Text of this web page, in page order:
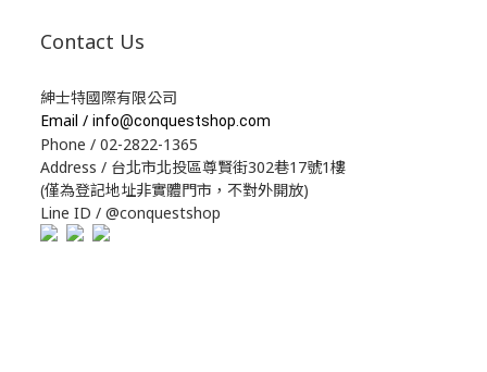
Contact Us
紳士特國際有限公司
Email / info@conquestshop.com
Phone / 02-2822-1365
Address / 台北市北投區尊賢街302巷17號1樓
(僅為登記地址非實體門市，不對外開放)
Line ID / @conquestshop